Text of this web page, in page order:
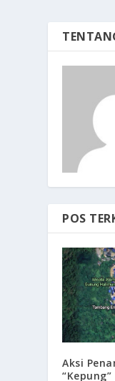
POS
Aksi